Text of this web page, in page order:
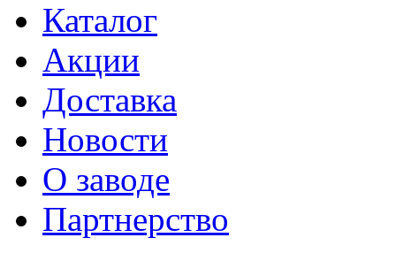
Каталог
Акции
Доставка
Новости
О заводе
Партнерство